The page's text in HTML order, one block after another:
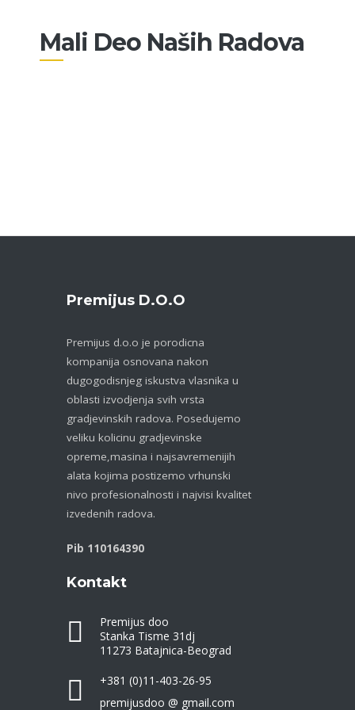
Mali Deo Naših Radova
Premijus D.o.o
Premijus d.o.o je porodicna
kompanija osnovana nakon
dugogodisnjeg iskustva vlasnika u
oblasti izvodjenja svih vrsta
gradjevinskih radova. Posedujemo
veliku kolicinu gradjevinske
opreme,masina i najsavremenijih
alata kojima postizemo vrhunski
nivo profesionalnosti i najvisi kvalitet
izvedenih radova.
Pib 110164390
Kontakt
Premijus doo
Stanka Tisme 31dj
11273 Batajnica-Beograd
+381 (0)11-403-26-95
premijusdoo @ gmail.com